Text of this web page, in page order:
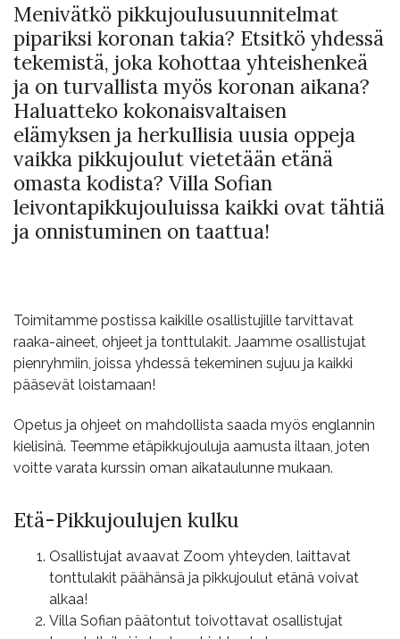
Menivätkö pikkujoulusuunnitelmat
pipariksi koronan takia? Etsitkö yhdessä
tekemistä, joka kohottaa yhteishenkeä
ja on turvallista myös koronan aikana?
Haluatteko kokonaisvaltaisen
elämyksen ja herkullisia uusia oppeja
vaikka pikkujoulut vietetään etänä
omasta kodista? Villa Sofian
leivontapikkujouluissa kaikki ovat tähtiä
ja onnistuminen on taattua!
Toimitamme postissa kaikille osallistujille tarvittavat
raaka-aineet, ohjeet ja tonttulakit. Jaamme osallistujat
pienryhmiin, joissa yhdessä tekeminen sujuu ja kaikki
pääsevät loistamaan!
Opetus ja ohjeet on mahdollista saada myös englannin
kielisinä. Teemme etäpikkujouluja aamusta iltaan, joten
voitte varata kurssin oman aikataulunne mukaan.
Etä-Pikkujoulujen kulku
Osallistujat avaavat Zoom yhteyden, laittavat
tonttulakit päähänsä ja pikkujoulut etänä voivat
alkaa!
Villa Sofian päätontut toivottavat osallistujat